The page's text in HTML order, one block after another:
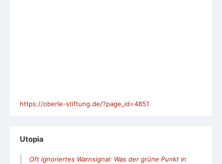
https://oberle-stiftung.de/?page_id=4851
Utopia
Oft ignoriertes Warnsignal: Was der grüne Punkt in